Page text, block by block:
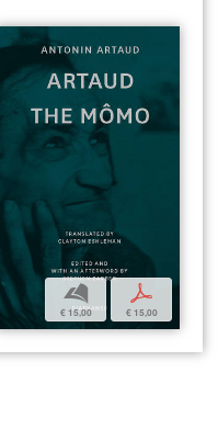
b
€ 15,00
p
€ 15,00